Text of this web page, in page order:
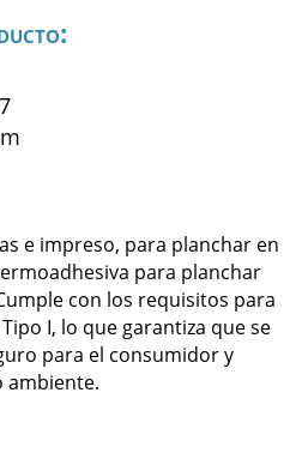
e impreso, para planchar en
para planchar
con los requisitos para
I, lo que garantiza que se
para el consumidor y
ambiente.